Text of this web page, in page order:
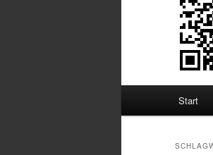
Start